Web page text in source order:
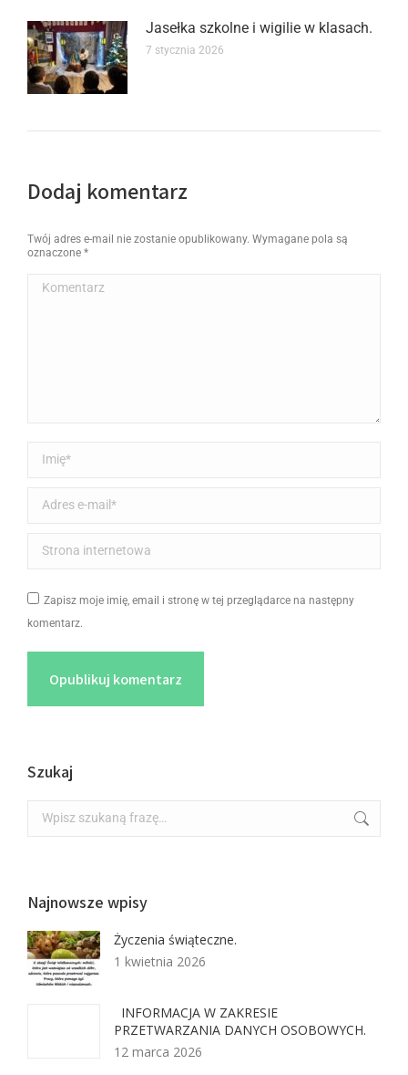
Jasełka szkolne i wigilie w klasach.
7 stycznia 2026
Dodaj komentarz
Twój adres e-mail nie zostanie opublikowany. Wymagane pola są
oznaczone *
Komentarz
Imię *
Adres e-mail *
Strona internetowa
Zapisz moje imię, email i stronę w tej przeglądarce na następny
komentarz.
Opublikuj komentarz
Szukaj
Najnowsze wpisy
Życzenia świąteczne.
1 kwietnia 2026
INFORMACJA W ZAKRESIE
PRZETWARZANIA DANYCH OSOBOWYCH.
12 marca 2026